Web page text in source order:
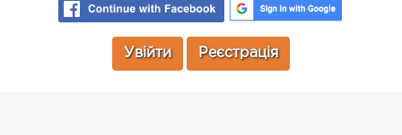
Увійти Реєстрація